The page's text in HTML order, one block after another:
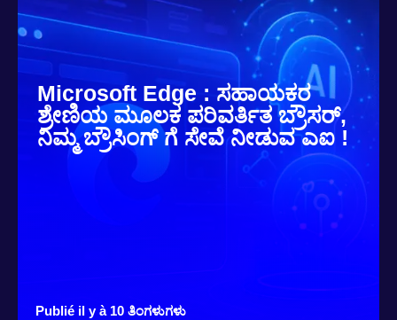
Microsoft Edge : ಸಹಾಯಕರ
ಶ್ರೇಣಿಯ ಮೂಲಕ ಪರಿವರ್ತಿತ ಬ್ರೌಸರ್,
ನಿಮ್ಮ ಬ್ರೌಸಿಂಗ್ ಗೆ ಸೇವೆ ನೀಡುವ ಎಐ !
Publié il y à 10 ತಿಂಗಳುಗಳು